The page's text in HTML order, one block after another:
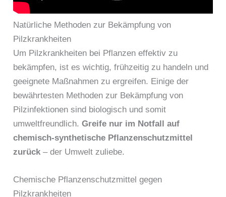
Natürliche Methoden zur Bekämpfung von
Pilzkrankheiten
Um Pilzkrankheiten bei Pflanzen effektiv zu
bekämpfen, ist es wichtig, frühzeitig zu handeln und
geeignete Maßnahmen zu ergreifen. Einige der
bewährtesten Methoden zur Bekämpfung von
Pilzinfektionen sind biologisch und somit
umweltfreundlich.Greife nur im Notfall auf
chemisch-synthetische Pflanzenschutzmittel
zurück – der Umwelt zuliebe.
Chemische Pflanzenschutzmittel gegen
Pilzkrankheiten